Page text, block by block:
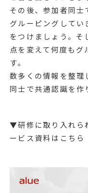
その後、参加者同士
グルーピングしてい
をつけましょう。そ
点を変えて何度もグ
す。
数多くの情報を整理
同士で共通認識を作
▼研修に取り入れら
ービス資料はこちら